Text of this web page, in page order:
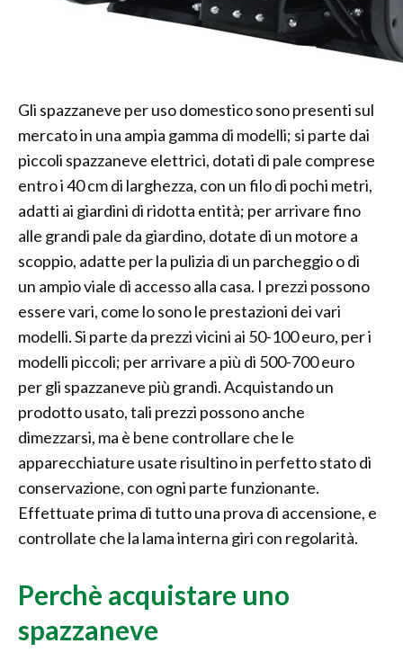
Gli spazzaneve per uso domestico sono presenti sul
mercato in una ampia gamma di modelli; si parte dai
piccoli spazzaneve elettrici, dotati di pale comprese
entro i 40 cm di larghezza, con un filo di pochi metri,
adatti ai giardini di ridotta entità; per arrivare fino
alle grandi pale da giardino, dotate di un motore a
scoppio, adatte per la pulizia di un parcheggio o di
un ampio viale di accesso alla casa. I prezzi possono
essere vari, come lo sono le prestazioni dei vari
modelli. Si parte da prezzi vicini ai 50-100 euro, per i
modelli piccoli; per arrivare a più di 500-700 euro
per gli spazzaneve più grandi. Acquistando un
prodotto usato, tali prezzi possono anche
dimezzarsi, ma è bene controllare che le
apparecchiature usate risultino in perfetto stato di
conservazione, con ogni parte funzionante.
Effettuate prima di tutto una prova di accensione, e
controllate che la lama interna giri con regolarità.
Perchè acquistare uno
spazzaneve